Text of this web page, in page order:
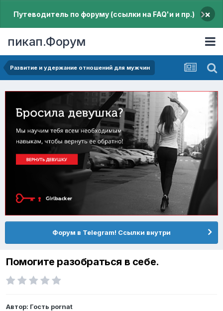
Путеводитель по форуму (ссылки на FAQ'и и пр.) ×
пикап.Форум
Pазвитие и удержание отношений для мужчин
Форум в Telegram! Ссылки внутри
Помогите разобраться в себе.
Автор: Гость pornat